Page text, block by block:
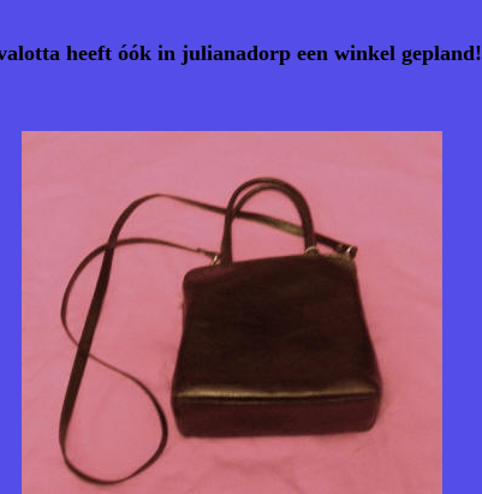
heeft óók in julianadorp een winkel gepland!